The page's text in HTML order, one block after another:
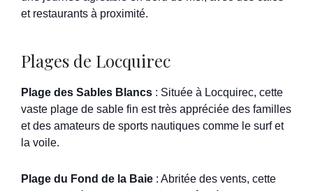
et restaurants à proximité.
Plages de Locquirec
Plage des Sables Blancs : Située à Locquirec, cette
vaste plage de sable fin est très appréciée des familles
et des amateurs de sports nautiques comme le surf et
la voile.
Plage du Fond de la Baie : Abritée des vents, cette